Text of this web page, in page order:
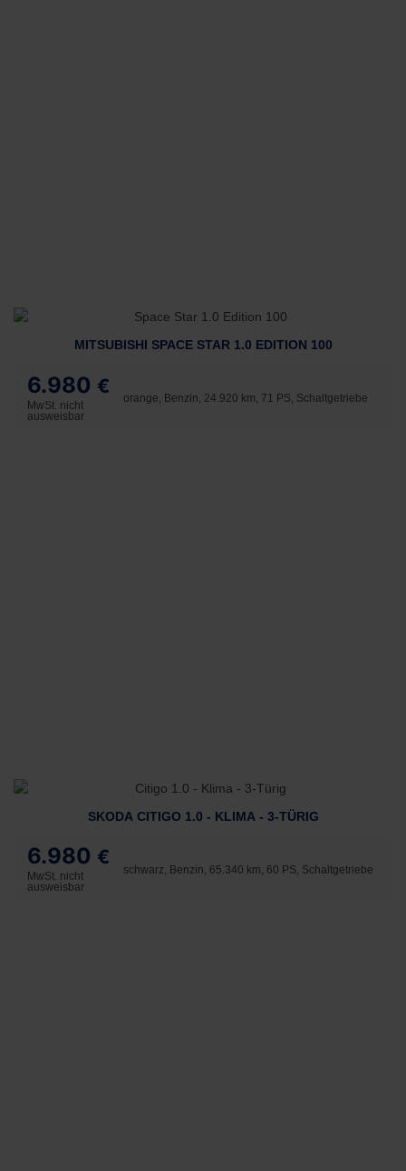
MITSUBISHI SPACE STAR 1.0 EDITION 100
6.980 €
MwSt. nicht
ausweisbar
orange, Benzin, 24.920 km, 71 PS, Schaltgetriebe
SKODA CITIGO 1.0 - KLIMA - 3-TÜRIG
6.980 €
MwSt. nicht
ausweisbar
schwarz, Benzin, 65.340 km, 60 PS, Schaltgetriebe